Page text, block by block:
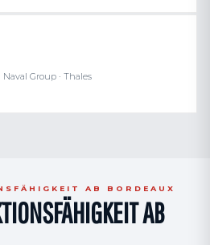
Group · Thales
AB BORDEAUX
AB